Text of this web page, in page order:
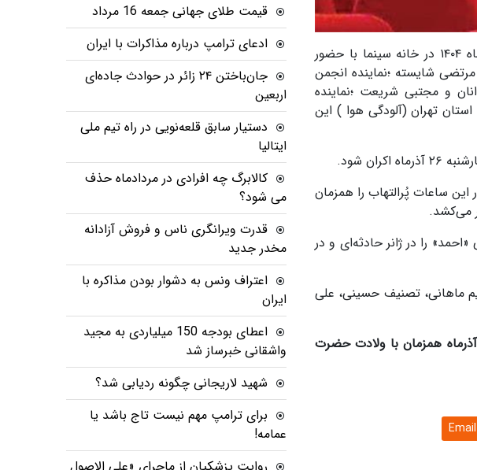
هجدهمین جلسه شورای صنفی نمایش طبق اعلام روابط عمومی خانه سینما، روز یکشنبه ۱۶ آذر ماه ۱۴۰۴ در خانه سینما با حضور
شایسته ؛نماینده انجمن
و مجتبی شریعت ؛نماینده
تهران (آلودگی هوا ) این
شود.
قهرمانانه در این ساعات پُرالتهاب را همزمان
می‌کشد.
را در ژانر حادثه‌ای و در
ماهانی، تصنیف حسینی، علی
پیشنهاد سازمان سینمایی و با تصویب شورای صنفی نمایش مقرر شد؛ روز پنجشنبه ۲۰ آذرماه همزمان با ولادت حضرت
Email
قیمت طلای جهانی جمعه 16 مرداد
ادعای ترامپ درباره مذاکرات با ایران
جان‌باختن ۲۴ زائر در حوادث جاده‌ای
اربعین
دستیار سابق قلعه‌نویی در راه تیم ملی
ایتالیا
کالابرگ چه افرادی در مردادماه حذف
می شود؟
قدرت ویرانگری ناس و فروش آزادانه
مخدر جدید
اعتراف ونس به دشوار بودن مذاکره با
ایران
اعطای بودجه 150 میلیاردی به مجید
واشقانی خبرساز شد
شهید لاریجانی چگونه ردیابی شد؟
برای ترامپ مهم نیست تاج باشد یا
عمامه!